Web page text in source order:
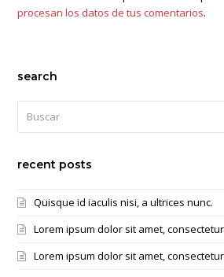
procesan los datos de tus comentarios.
search
recent posts
Quisque id iaculis nisi, a ultrices nunc.
Lorem ipsum dolor sit amet, consectetur
Lorem ipsum dolor sit amet, consectetur